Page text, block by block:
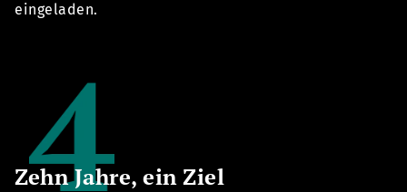
eingeladen.
Zehn Jahre, ein Ziel